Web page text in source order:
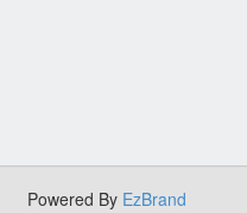
Powered By EzBrand